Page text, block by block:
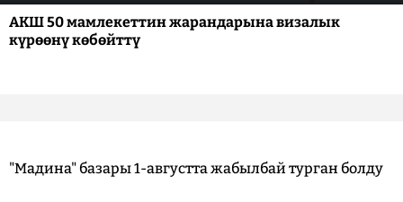
АКШ 50 мамлекеттин жарандарына визалык
күрөөнү көбөйттү
"Мадина" базары 1-августта жабылбай турган болду